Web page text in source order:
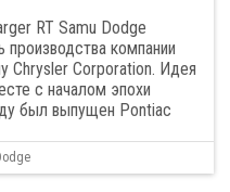
RT Samu Dodge
компании
Chrysler Corporation. Идея
с началом эпохи
был выпущен Pontiac